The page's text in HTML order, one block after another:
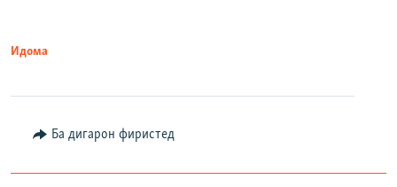
Идома
Ба дигарон фиристед